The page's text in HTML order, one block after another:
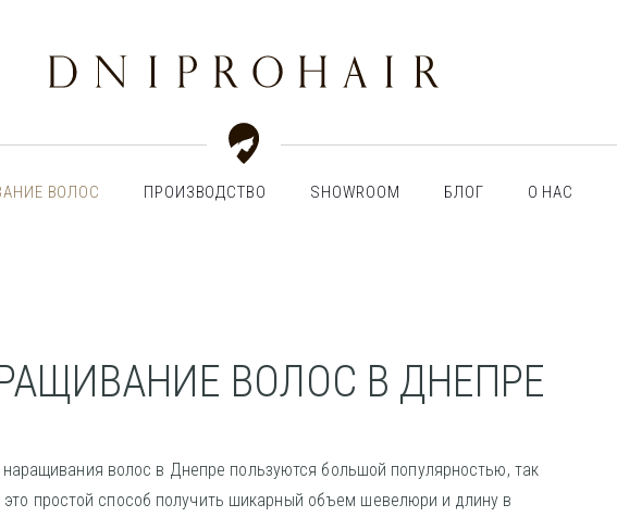
ВОЛОС ПРОИЗВОДСТВО SHOWROOM БЛОГ О НАС
ВОЛОС В ДНЕПРЕ
наращивания волос в Днепре пользуются большой популярностью, так
это простой способ получить шикарный объем шевелюри и длину в